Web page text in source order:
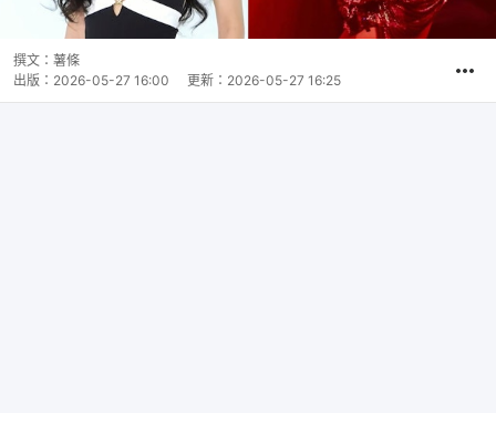
撰文： 薯條
出版： 2026-05-27 16:00 更新： 2026-05-27 16:25